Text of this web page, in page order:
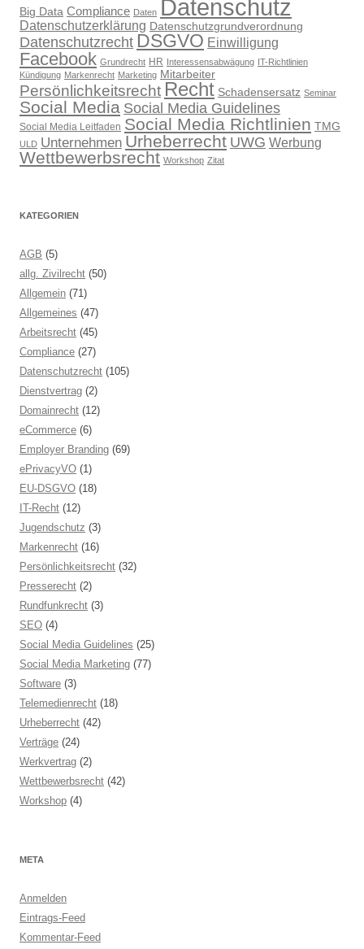
Big Data Compliance Daten Datenschutz
Datenschutzerklärung Datenschutzgrundverordnung
Datenschutzrecht DSGVO Einwilligung
Facebook Grundrecht HR Interessensabwägung IT-Richtlinien
Kündigung Markenrecht Marketing Mitarbeiter
Persönlichkeitsrecht Recht Schadensersatz Seminar
Social Media Social Media Guidelines
Social Media Leitfaden Social Media Richtlinien TMG
ULD Unternehmen Urheberrecht UWG Werbung
Wettbewerbsrecht Workshop Zitat
KATEGORIEN
AGB (5)
allg. Zivilrecht (50)
Allgemein (71)
Allgemeines (47)
Arbeitsrecht (45)
Compliance (27)
Datenschutzrecht (105)
Dienstvertrag (2)
Domainrecht (12)
eCommerce (6)
Employer Branding (69)
ePrivacyVO (1)
EU-DSGVO (18)
IT-Recht (12)
Jugendschutz (3)
Markenrecht (16)
Persönlichkeitsrecht (32)
Presserecht (2)
Rundfunkrecht (3)
SEO (4)
Social Media Guidelines (25)
Social Media Marketing (77)
Software (3)
Telemedienrecht (18)
Urheberrecht (42)
Verträge (24)
Werkvertrag (2)
Wettbewerbsrecht (42)
Workshop (4)
META
Anmelden
Eintrags-Feed
Kommentar-Feed